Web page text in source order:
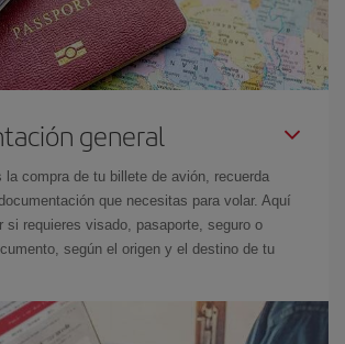
general
la compra de tu billete de avión, recuerda
que necesitas para volar. Aquí
si requieres visado, pasaporte, seguro o
según el origen y el destino de tu